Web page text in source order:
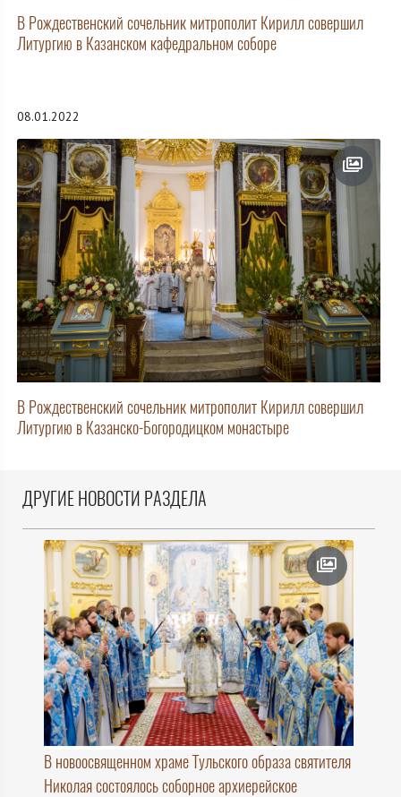
В Рождественский сочельник митрополит Кирилл совершил
Литургию в Казанском кафедральном соборе
08.01.2022
В Рождественский сочельник митрополит Кирилл совершил
Литургию в Казанско-Богородицком монастыре
ДРУГИЕ НОВОСТИ РАЗДЕЛА
В новоосвященном храме Тульского образа святителя
Николая состоялось соборное архиерейское